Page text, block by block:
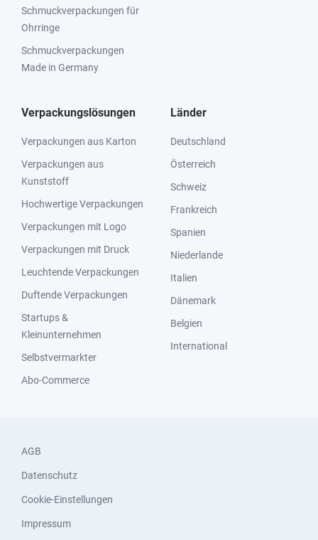
Schmuckverpackungen für
Ohrringe
Schmuckverpackungen
Made in Germany
Verpackungslösungen
Verpackungen aus Karton
Verpackungen aus
Kunststoff
Hochwertige Verpackungen
Verpackungen mit Logo
Verpackungen mit Druck
Leuchtende Verpackungen
Duftende Verpackungen
Startups &
Kleinunternehmen
Selbstvermarkter
Abo-Commerce
Länder
Deutschland
Österreich
Schweiz
Frankreich
Spanien
Niederlande
Italien
Dänemark
Belgien
International
AGB
Datenschutz
Cookie-Einstellungen
Impressum